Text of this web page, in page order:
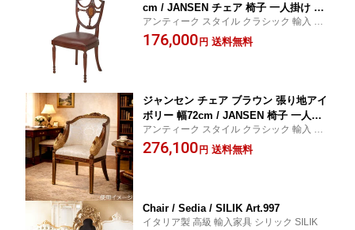
cm / JANSEN チェア 椅子 一人掛け レ
ザー 革 輸入家具 クラシック アンティ
ーク スタイル インテリア
アンティーク スタイル クラシック 輸入 家
具
176,000円 送料無料
ジャンセン チェア ブラウン 張り地アイ
ボリー 幅72cm / JANSEN 椅子 一人掛
け 輸入家具 クラシック アンティーク
スタイル アンピール様式 白鳥 オルモー
アンティーク スタイル クラシック 輸入 家
具
276,100円 送料無料
Chair / Sedia / SILIK Art.997
イタリア製 高級 輸入家具 シリック SILIK